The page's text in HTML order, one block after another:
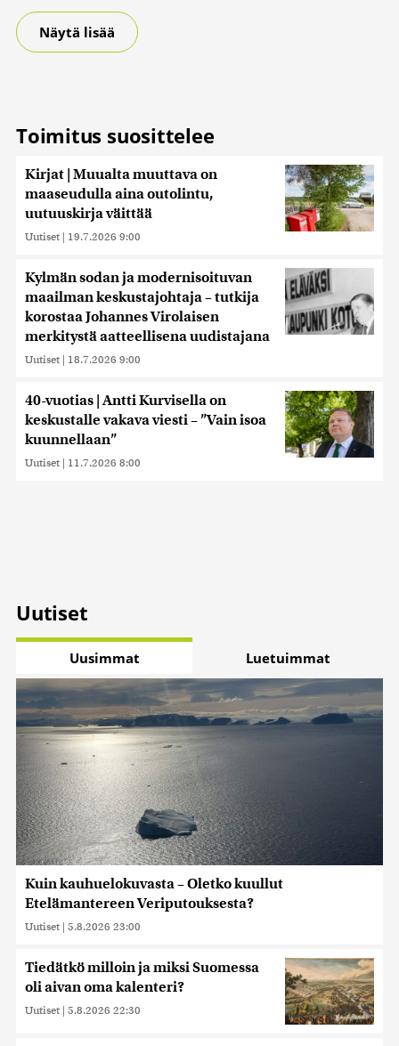
Näytä lisää
Toimitus suosittelee
Kirjat | Muualta muuttava on
maaseudulla aina outolintu,
uutuuskirja väittää
Uutiset | 19.7.2026 9:00
Kylmän sodan ja modernisoituvan
maailman keskustajohtaja – tutkija
korostaa Johannes Virolaisen
merkitystä aatteellisena uudistajana
Uutiset | 18.7.2026 9:00
40-vuotias | Antti Kurvisella on
keskustalle vakava viesti – ”Vain isoa
kuunnellaan”
Uutiset | 11.7.2026 8:00
Uutiset
Uusimmat Luetuimmat
Kuin kauhuelokuvasta – Oletko kuullut
Etelämantereen Veriputouksesta?
Uutiset | 5.8.2026 23:00
Tiedätkö milloin ja miksi Suomessa
oli aivan oma kalenteri?
Uutiset | 5.8.2026 22:30